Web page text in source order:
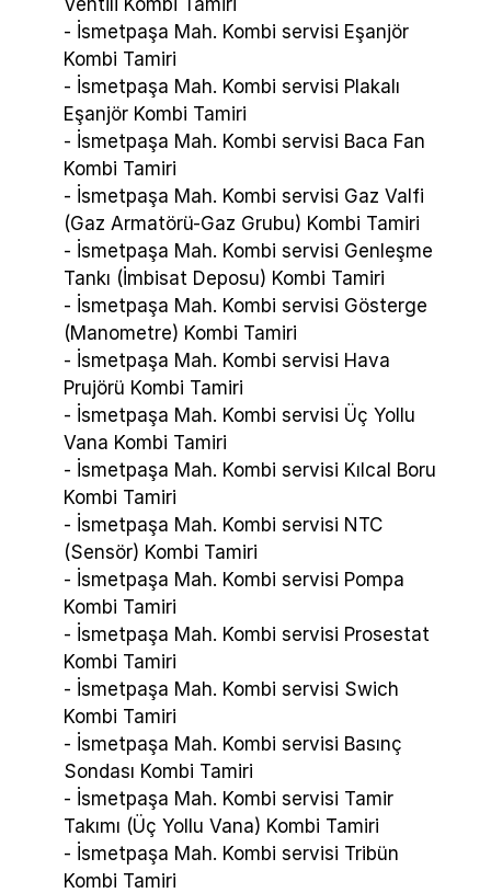
- İsmetpaşa Mah. Kombi servisi Eşanjör
Kombi Tamiri
- İsmetpaşa Mah. Kombi servisi Plakalı
Eşanjör Kombi Tamiri
- İsmetpaşa Mah. Kombi servisi Baca Fan
Kombi Tamiri
- İsmetpaşa Mah. Kombi servisi Gaz Valfi
(Gaz Armatörü-Gaz Grubu) Kombi Tamiri
- İsmetpaşa Mah. Kombi servisi Genleşme
Tankı (İmbisat Deposu) Kombi Tamiri
- İsmetpaşa Mah. Kombi servisi Gösterge
(Manometre) Kombi Tamiri
- İsmetpaşa Mah. Kombi servisi Hava
Prujörü Kombi Tamiri
- İsmetpaşa Mah. Kombi servisi Üç Yollu
Vana Kombi Tamiri
- İsmetpaşa Mah. Kombi servisi Kılcal Boru
Kombi Tamiri
- İsmetpaşa Mah. Kombi servisi NTC
(Sensör) Kombi Tamiri
- İsmetpaşa Mah. Kombi servisi Pompa
Kombi Tamiri
- İsmetpaşa Mah. Kombi servisi Prosestat
Kombi Tamiri
- İsmetpaşa Mah. Kombi servisi Swich
Kombi Tamiri
- İsmetpaşa Mah. Kombi servisi Basınç
Sondası Kombi Tamiri
- İsmetpaşa Mah. Kombi servisi Tamir
Takımı (Üç Yollu Vana) Kombi Tamiri
- İsmetpaşa Mah. Kombi servisi Tribün
Kombi Tamiri